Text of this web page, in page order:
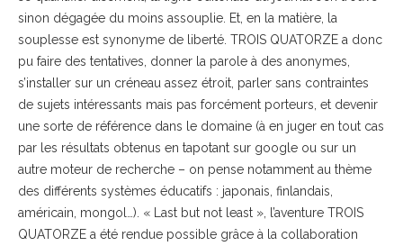
sinon dégagée du moins assouplie. Et, en la matière, la
souplesse est synonyme de liberté. TROIS QUATORZE a donc
pu faire des tentatives, donner la parole à des anonymes,
s’installer sur un créneau assez étroit, parler sans contraintes
de sujets intéressants mais pas forcément porteurs, et devenir
une sorte de référence dans le domaine (à en juger en tout cas
par les résultats obtenus en tapotant sur google ou sur un
autre moteur de recherche – on pense notamment au thème
des différents systèmes éducatifs : japonais, finlandais,
américain, mongol…). « Last but not least », l’aventure TROIS
QUATORZE a été rendue possible grâce à la collaboration